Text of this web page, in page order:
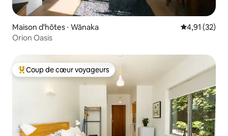
Maison d'hôtes ⋅ Wānaka Évaluation
4,91 (32)
Orion Oasis
Coups de cœur voyageurs les plus appréciés
Coup de cœur voyageurs